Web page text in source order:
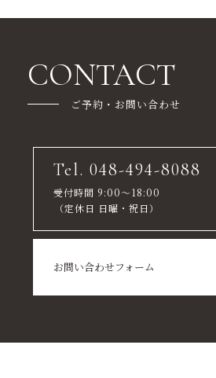
CONTACT
ご予約・お問い合わせ
Tel. 048-494-8088
受付時間 9:00～18:00
（定休日 日曜・祝日）
お問い合わせフォーム